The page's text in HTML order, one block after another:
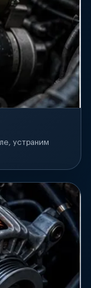
устраним